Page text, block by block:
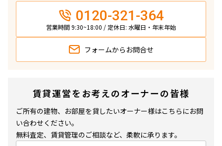
0120-321-364
営業時間 9:30~18:00 / 定休日: 水曜日・年末年始
フォームから お問合せ
賃貸運営をお考えのオーナーの皆様
ご所有の建物、お部屋を貸したいオーナー様はこちらにお問
い合わせください。
無料査定、賃貸管理のご相談など、柔軟に承ります。